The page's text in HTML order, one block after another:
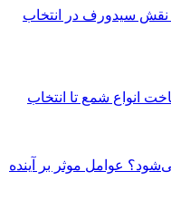
نقش سیدورف در انتخاب
انواع شمع تا انتخاب
۱۴۰۶ چقدر می‌شود؟ عوامل موثر بر آینده